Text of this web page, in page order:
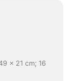
x 21 cm; 16